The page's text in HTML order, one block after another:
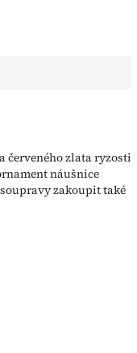
červeného zlata ryzosti
náušnice
zakoupit také